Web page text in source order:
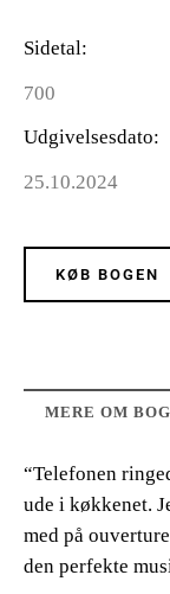
Sidetal
700
Udgivelsesdato
25.10.2024
KØB BOGEN
MERE OM
“Telefonen
ude i køkkenet.
med på
den perfekte